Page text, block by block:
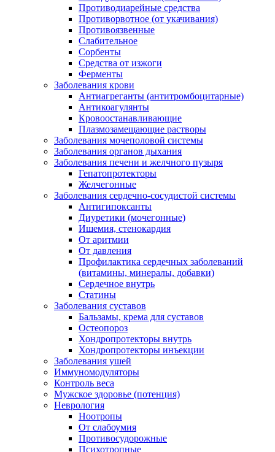
Противодиарейные средства
Противорвотное (от укачивания)
Противоязвенные
Слабительное
Сорбенты
Средства от изжоги
Ферменты
Заболевания крови
Антиагреганты (антитромбоцитарные)
Антикоагулянты
Кровоостанавливающие
Плазмозамещающие растворы
Заболевания мочеполовой системы
Заболевания органов дыхания
Заболевания печени и желчного пузыря
Гепатопротекторы
Желчегонные
Заболевания сердечно-сосудистой системы
Антигипоксанты
Диуретики (мочегонные)
Ишемия, стенокардия
От аритмии
От давления
Профилактика сердечных заболеваний
(витамины, минералы, добавки)
Сердечное внутрь
Статины
Заболевания суставов
Бальзамы, крема для суставов
Остеопороз
Хондропротекторы внутрь
Хондропротекторы инъекции
Заболевания ушей
Иммуномодуляторы
Контроль веса
Мужское здоровье (потенция)
Неврология
Ноотропы
От слабоумия
Противосудорожные
Психотропные